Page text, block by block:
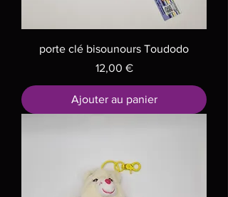
porte clé bisounours Toudodo
Prix
12,00 €
Ajouter au panier